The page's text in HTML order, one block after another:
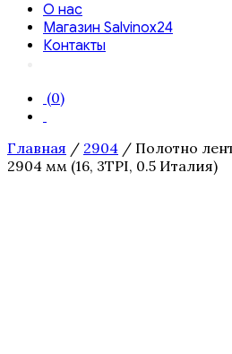
О нас
Магазин Salvinox24
Контакты
(0)
Главная / 2904 / Полотно
2904 мм (16, 3TPI, 0.5 Италия)